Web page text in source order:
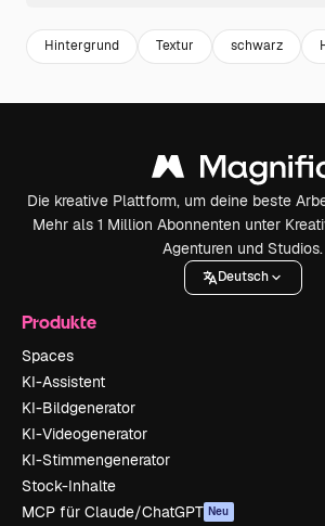
Hintergrund Textur schwarz
Die kreative Plattform, um deine beste
Mehr als 1 Million Abonnenten unter
Agenturen und Studios.
Deutsch
Produkte
Spaces
KI-Assistent
KI-Bildgenerator
KI-Videogenerator
KI-Stimmengenerator
Stock-Inhalte
MCP für Claude/ChatGPT Neu